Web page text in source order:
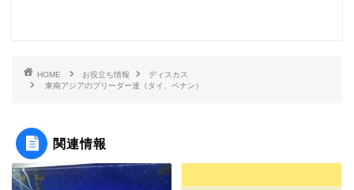
HOME お役立ち情報
ディスカス
東南アジアのブリーダー達（タイ、ペナン）
関連情報